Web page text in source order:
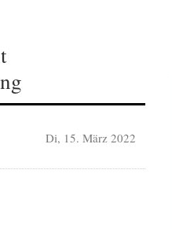
Di, 15. März 2022